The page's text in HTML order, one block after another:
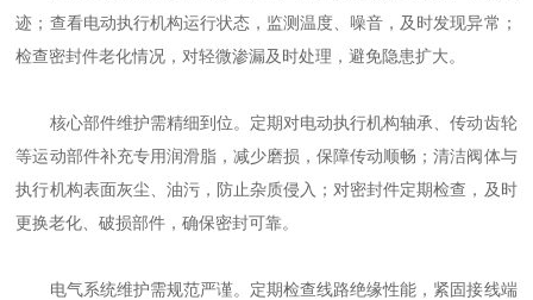
迹；查看电动执行机构运行状态，监测温度、噪音，及时发现异常；
检查密封件老化情况，对轻微渗漏及时处理，避免隐患扩大。
核心部件维护需精细到位。定期对电动执行机构轴承、传动齿轮
等运动部件补充专用润滑脂，减少磨损，保障传动顺畅；清洁阀体与
执行机构表面灰尘、油污，防止杂质侵入；对密封件定期检查，及时
更换老化、破损部件，确保密封可靠。
电气系统维护需规范严谨。定期检查线路绝缘性能，紧固接线端